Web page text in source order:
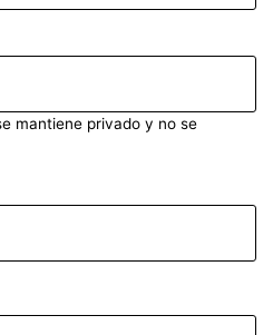
mantiene privado y no se